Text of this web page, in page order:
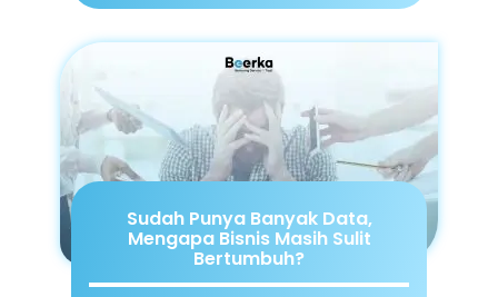
Sudah Punya Banyak Data,
Mengapa Bisnis Masih Sulit
Bertumbuh?